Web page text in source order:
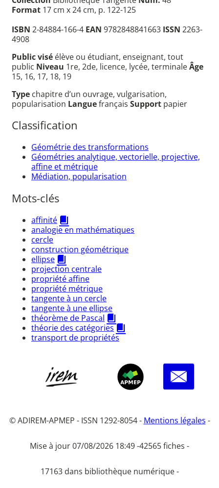
Format 17 cm x 24 cm, p. 122-125
ISBN 2-84884-166-4 EAN 9782848841663 ISSN 2263-
4908
Public visé élève ou étudiant, enseignant, tout
public Niveau 1re, 2de, licence, lycée, terminaleÂge
15, 16, 17, 18, 19
Type chapitre d’un ouvrage, vulgarisation,
popularisation Languefrançais Support papier
Classification
Géométrie des transformations
Géométries analytique, vectorielle, projective,
affine et métrique
Médiation, popularisation
Mots-clés
affinité
analogie en mathématiques
cercle
construction géométrique
ellipse
projection centrale
propriété affine
propriété métrique
tangente à un cercle
tangente à une ellipse
théorème de Pascal
théorie des catégories
transport de propriétés
© ADIREM-APMEP - ISSN 1292-8054 - Mentions légales -
Mise à jour 07/08/2026 18:49 -42565 fiches -
17163 dans bibliothèque numérique -